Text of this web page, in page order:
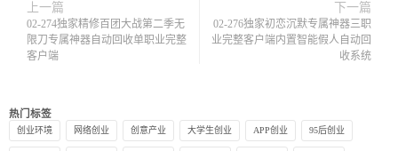
上一篇
02-274独家精修百团大战第二季无
限刀专属神器自动回收单职业完整
客户端
下一篇
02-276独家初恋沉默专属神器三职
业完整客户端内置智能假人自动回
收系统
热门标签
创业环境 网络创业 创意产业 大学生创业 APP创业 95后创业